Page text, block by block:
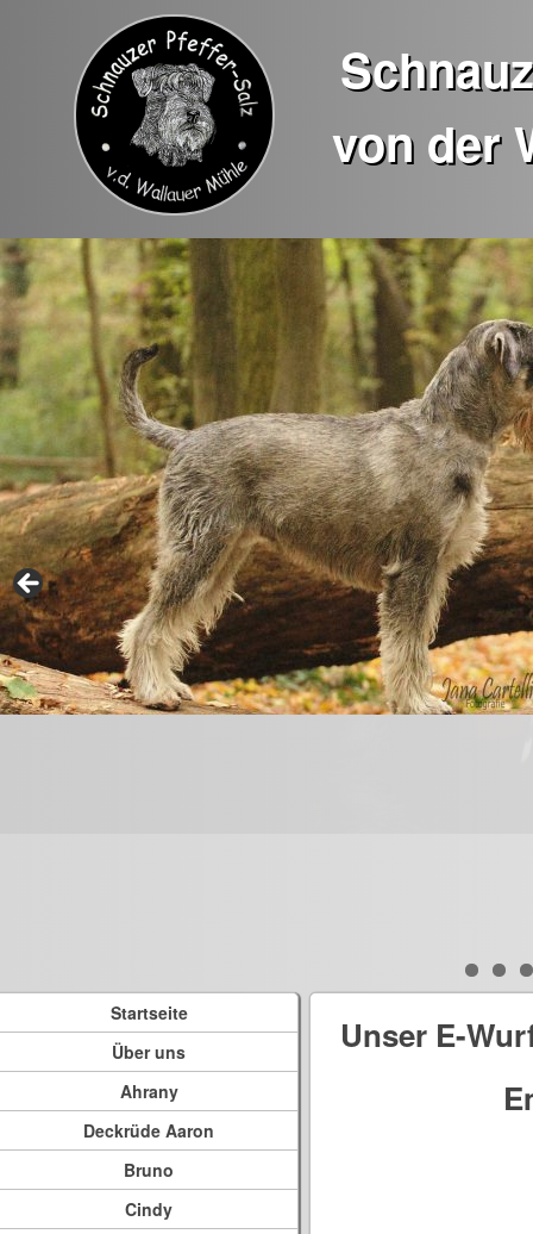
von der
Startseite
Über uns
Ahrany
Deckrüde Aaron
Bruno
Cindy
Unser E-